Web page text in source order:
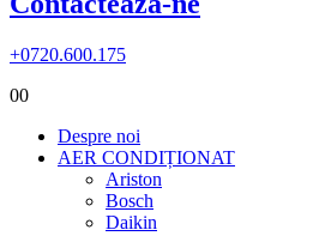
+0720.600.175
00
Despre noi
AER CONDIȚIONAT
Ariston
Bosch
Daikin